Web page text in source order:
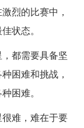
烈的比赛中，
状态。
都需要具备坚
困难和挑战，
困难。
难，难在于要